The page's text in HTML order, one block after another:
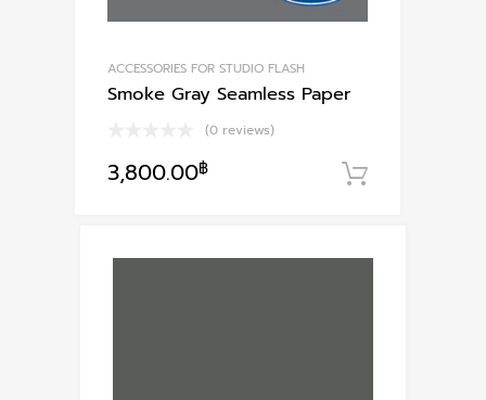
ACCESSORIES FOR STUDIO FLASH
Smoke Gray Seamless Paper
(0 reviews)
3,800.00฿